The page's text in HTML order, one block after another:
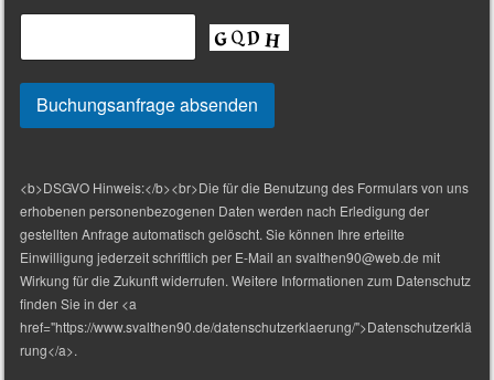
<b>DSGVO Hinweis:</b><br>Die für die Benutzung des Formulars von uns
erhobenen personenbezogenen Daten werden nach Erledigung der
gestellten Anfrage automatisch gelöscht. Sie können Ihre erteilte
Einwilligung jederzeit schriftlich per E-Mail an svalthen90@web.de mit
Wirkung für die Zukunft widerrufen. Weitere Informationen zum Datenschutz
finden Sie in der <a
href="https://www.svalthen90.de/datenschutzerklaerung/">Datenschutzerklä
rung</a>.